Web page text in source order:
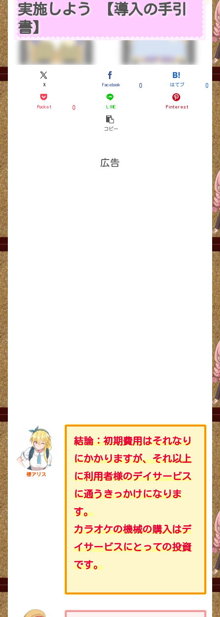
実施しよう 【導入の手引
書】
X Facebook 0 はてブ 0
Pocket 0 LINE Pinterest
コピー
広告
櫻アリス
結論：初期費用はそれなり
にかかりますが、それ以上
に利用者様のデイサービス
に通うきっかけになりま
す。
カラオケの機械の購入はデ
イサービスにとっての投資
です。